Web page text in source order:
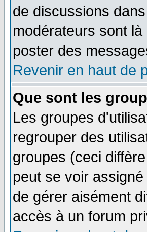
de discussions
modérateurs sont
poster des
Revenir en haut de
Que sont les
Les groupes
regrouper des
groupes (ceci
peut se voir
de gérer aisément
accès à un forum